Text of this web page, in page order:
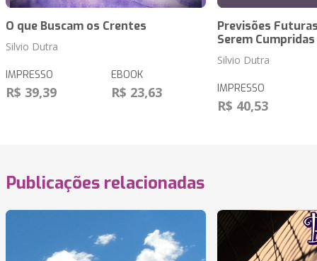
O que Buscam os Crentes
Silvio Dutra
IMPRESSO
R$ 39,39
EBOOK
R$ 23,63
Previsões
Serem Cumpridas
Silvio Dutra
IMPRESSO
R$ 40,53
Publicações relacionadas